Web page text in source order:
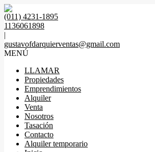
(011) 4231-1895
1136061898
|
gustavofdarquierventas@gmail.com
MENÚ
LLAMAR
Propiedades
Emprendimientos
Alquiler
Venta
Nosotros
Tasación
Contacto
Alquiler temporario